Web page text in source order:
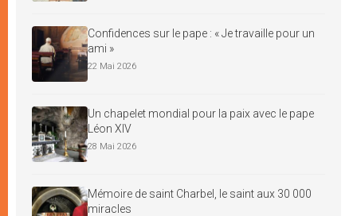
Confidences sur le pape : « Je travaille pour un
ami »
22 Mai 2026
Un chapelet mondial pour la paix avec le pape
Léon XIV
28 Mai 2026
Mémoire de saint Charbel, le saint aux 30 000
miracles